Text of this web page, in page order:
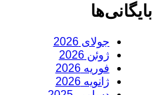
بایگانی‌ها
جولای 2026
ژوئن 2026
فوریه 2026
ژانویه 2026